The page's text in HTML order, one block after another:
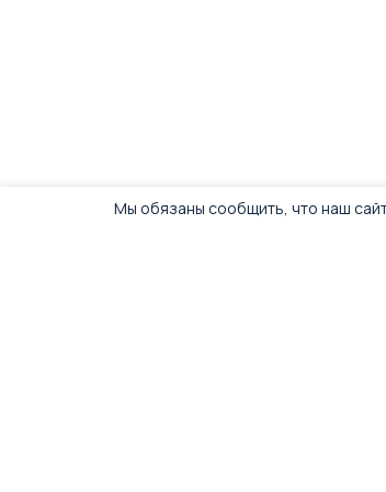
Мы обязаны сообщить, что наш